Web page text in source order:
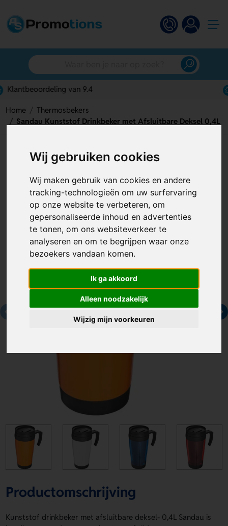
Wij gebruiken cookies
Wij maken gebruik van cookies en andere
tracking-technologieën om uw surfervaring
op onze website te verbeteren, om
gepersonaliseerde inhoud en advertenties
te tonen, om ons websiteverkeer te
analyseren en om te begrijpen waar onze
bezoekers vandaan komen.
Ik ga akkoord
Alleen noodzakelijk
Wijzig mijn voorkeuren
Gratis digitaal ontwerp
Home
Thermosbekers
Sandau Kunststof Drinkbeker met Afsluitbare Deksel 0,4L
Sandau Kunststof Drinkbeker
met Afsluitbare Deksel 0,4L
Artikelnummer:129472
Productomschrijving
Kunststof drinkbeker met afsluitbare deksel- 0,4L Sandau is